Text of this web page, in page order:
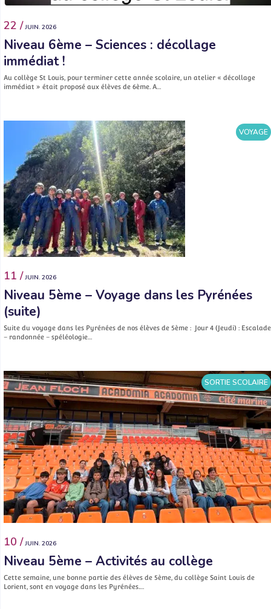
22 / JUIN. 2026
Niveau 6ème – Sciences : décollage
immédiat !
Au collège St Louis, pour terminer cette année scolaire, un atelier « décollage
immédiat » était proposé aux élèves de 6ème. A…
VOYAGE
11 / JUIN. 2026
Niveau 5ème – Voyage dans les Pyrénées
(suite)
Suite du voyage dans les Pyrénées de nos élèves de 5ème : Jour 4 (Jeudi) : Escalade
– randonnée – spéléologie…
SORTIE SCOLAIRE
10 / JUIN. 2026
Niveau 5ème – Activités au collège
Cette semaine, une bonne partie des élèves de 5ème, du collège Saint Louis de
Lorient, sont en voyage dans les Pyrénées.…